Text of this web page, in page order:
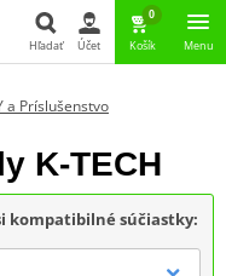
Hľadať Účet
0
Košík Menu
a Príslušenstvo
K-TECH
kompatibilné súčiastky: